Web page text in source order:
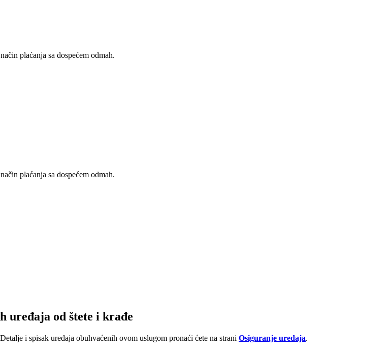
plaćanja sa dospećem odmah.
plaćanja sa dospećem odmah.
uređaja od štete i krađe
i spisak uređaja obuhvaćenih ovom uslugom pronaći ćete na strani Osiguranje uređaja.